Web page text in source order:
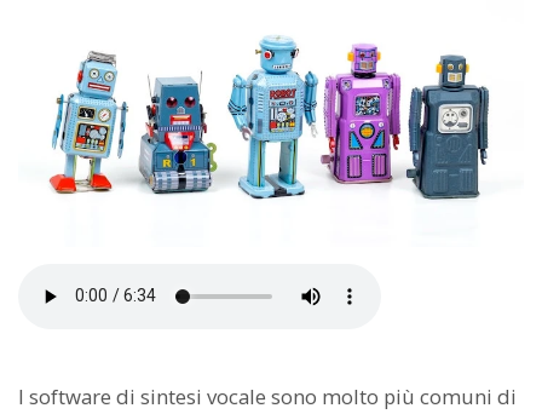
I software di sintesi vocale sono molto più comuni di